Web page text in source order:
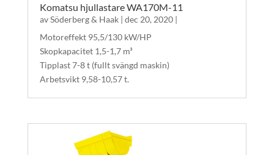
Komatsu hjullastare WA170M-11
avSöderberg & Haak| dec 20, 2020|
Motoreffekt 95,5/130 kW/HP
Skopkapacitet 1,5-1,7 m³
Tipplast 7-8 t (fullt svängd maskin)
Arbetsvikt 9,58-10,57 t.